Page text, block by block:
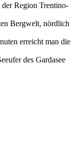
Region Trentino-
Bergwelt, nördlich
erreicht man die
des Gardasee